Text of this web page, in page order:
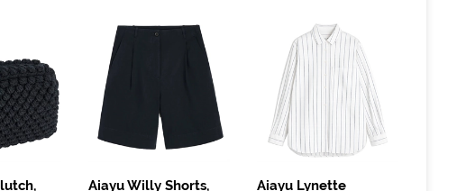
Aiayu Willy Shorts,
Aiayu Lynette